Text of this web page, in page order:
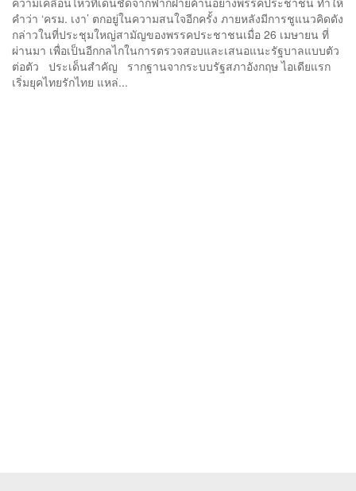
คำว่า ‘ครม. เงา’ ตกอยู่ในความสนใจอีกครั้ง ภายหลังมีการชูแนวคิดดัง
กล่าวในที่ประชุมใหญ่สามัญของพรรคประชาชนเมื่อ 26 เมษายน ที่
ผ่านมา เพื่อเป็นอีกกลไกในการตรวจสอบและเสนอแนะรัฐบาลแบบตัว
ต่อตัว ประเด็นสำคัญ รากฐานจากระบบรัฐสภาอังกฤษ ไอเดียแรก
เริ่มยุคไทยรักไทย แหล่...